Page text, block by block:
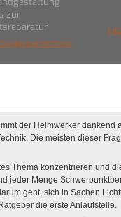
zur
ratgeber/wohnen
der Heimwerker dankend
Die meisten dieser
Thema konzentrieren und
jeder Menge
geht, sich in Sachen
die erste Anlaufstelle.